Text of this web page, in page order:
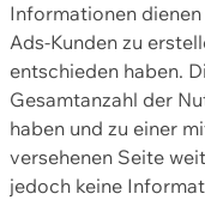
Informationen
Ads-Kunden zu
entschieden haben.
Gesamtanzahl der
haben und zu einer
versehenen Seite
jedoch keine